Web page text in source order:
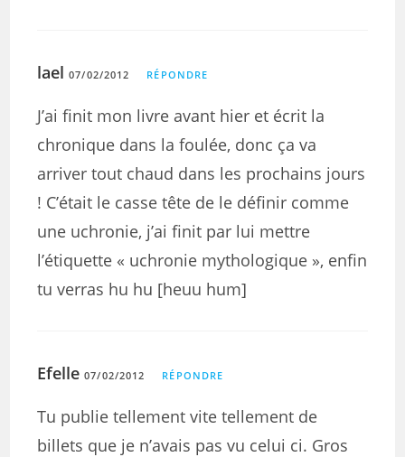
lael 07/02/2012 RÉPONDRE
J’ai finit mon livre avant hier et écrit la
chronique dans la foulée, donc ça va
arriver tout chaud dans les prochains jours
! C’était le casse tête de le définir comme
une uchronie, j’ai finit par lui mettre
l’étiquette « uchronie mythologique », enfin
tu verras hu hu [heuu hum]
Efelle 07/02/2012 RÉPONDRE
Tu publie tellement vite tellement de
billets que je n’avais pas vu celui ci. Gros